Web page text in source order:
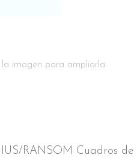
imagen para ampliarla
RANSOM Cuadros de